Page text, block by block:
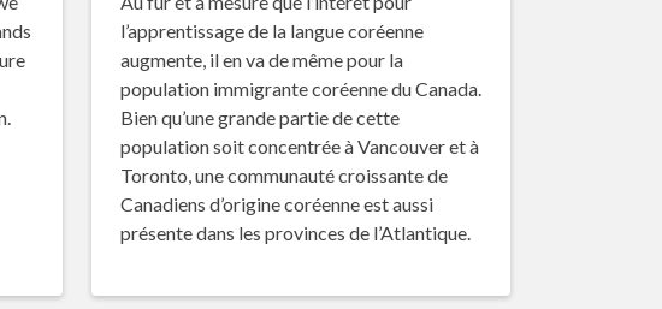
l’apprentissage de la langue coréenne
augmente, il en va de même pour la
population immigrante coréenne du Canada.
Bien qu’une grande partie de cette
population soit concentrée à Vancouver et à
Toronto, une communauté croissante de
Canadiens d’origine coréenne est aussi
présente dans les provinces de l’Atlantique.